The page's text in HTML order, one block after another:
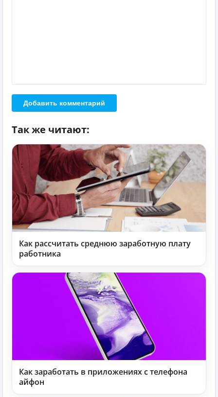
Добавить комментарий
Так же читают:
Как рассчитать среднюю заработную плату
работника
Как заработать в приложениях с телефона
айфон